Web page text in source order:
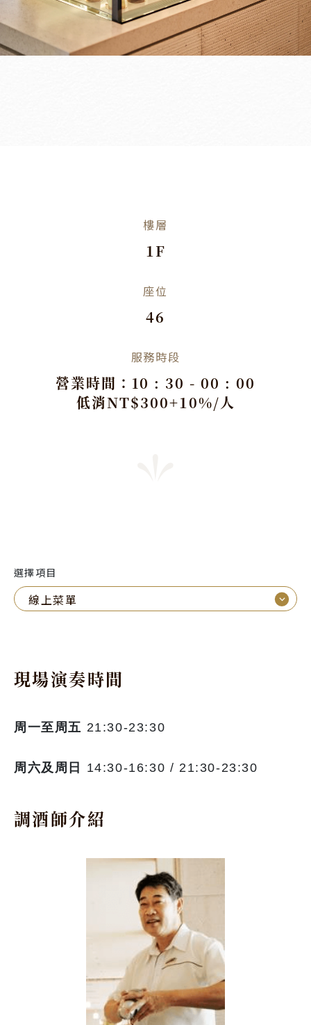
樓層
1F
座位
46
服務時段
營業時間：10 : 30 - 00 : 00
低消NT$300+10%/人
選擇項目
線上菜單 ⌵
現場演奏時間
周一至周五 21:30-23:30
周六及周日 14:30-16:30 / 21:30-23:30
調酒師介紹